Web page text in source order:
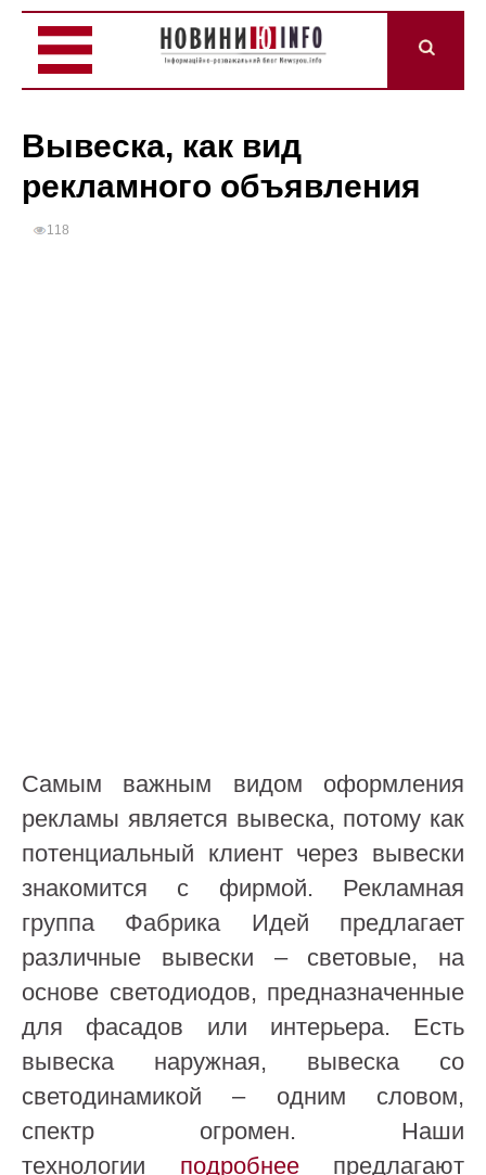
Вывеска, как вид
рекламного объявления
118
Самым важным видом оформления
рекламы является вывеска, потому как
потенциальный клиент через вывески
знакомится с фирмой. Рекламная
группа Фабрика Идей предлагает
различные вывески – световые, на
основе светодиодов, предназначенные
для фасадов или интерьера. Есть
вывеска наружная, вывеска со
светодинамикой – одним словом,
спектр огромен. Наши
технологии подробнеепредлагают